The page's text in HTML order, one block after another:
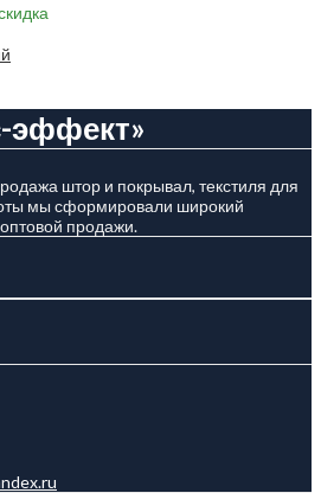
эффект»
штор и покрывал, текстиля для
мы сформировали широкий
продажи.